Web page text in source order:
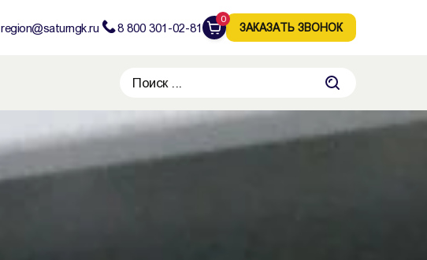
region@saturngk.ru 8 800 301-02-81
0
ЗАКАЗАТЬ ЗВОНОК